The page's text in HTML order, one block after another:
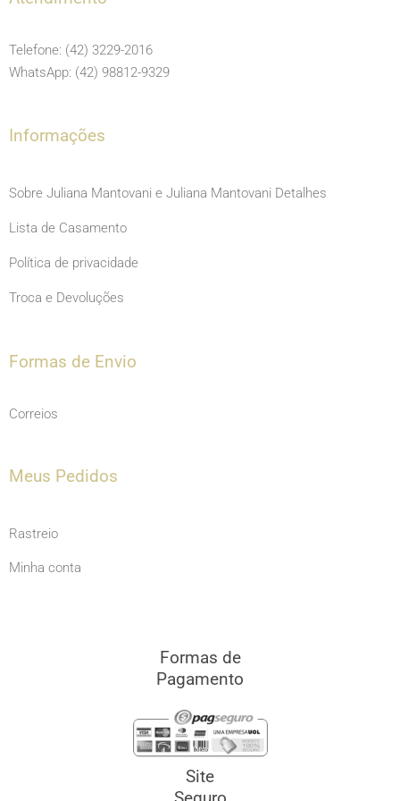
o
o
g
r
m
b
e
Telefone: (42) 3229-2016
WhatsApp: (42) 98812-9329
Informações
Sobre Juliana Mantovani e Juliana Mantovani Detalhes
Lista de Casamento
Política de privacidade
Troca e Devoluções
Formas de Envio
Correios
Meus Pedidos
Rastreio
Minha conta
Formas de
Pagamento
Site